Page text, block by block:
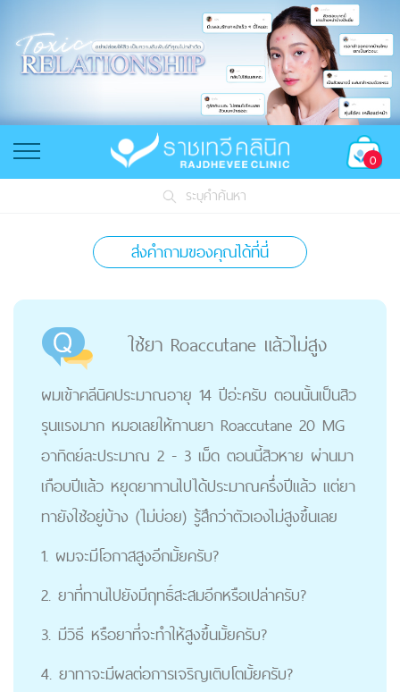
0
ระบุคำค้นหา
ส่งคำถามของคุณได้ที่นี่
ใช้ยา Roaccutane แล้วไม่สูง
ผมเข้าคลีนิคประมาณอายุ 14 ปีอ่ะครับ ตอนนั้นเป็นสิว
รุนแรงมาก หมอเลยให้ทานยา Roaccutane 20 MG
อาทิตย์ละประมาณ 2 - 3 เม็ด ตอนนี้สิวหาย ผ่านมา
เกือบปีแล้ว หยุดยาทานไปได้ประมาณครึ่งปีแล้ว แต่ยา
ทายังใช้อยู่บ้าง (ไม่บ่อย) รู้สึกว่าตัวเองไม่สูงขึ้นเลย
1. ผมจะมีโอกาสสูงอีกมั้ยครับ?
2. ยาที่ทานไปยังมีฤทธิ์สะสมอีกหรือเปล่าครับ?
3. มีวิธี หรือยาที่จะทำให้สูงขึ้นมั้ยครับ?
4. ยาทาจะมีผลต่อการเจริญเติบโตมั้ยครับ?